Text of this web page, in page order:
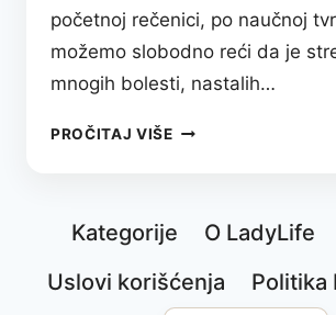
početnoj rečenici, po naučnoj
možemo slobodno reći da je
mnogih bolesti, nastalih…
PROČITAJ VIŠESTRES
RASPOLOŽENJE“
TO
JE
Kategorije O LadyLife
Uslovi korišćenja
Politika